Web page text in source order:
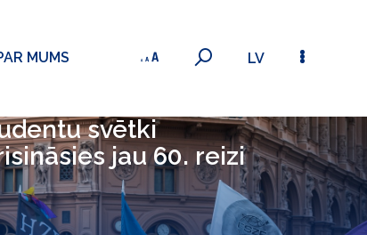
MUMS LV
svētki
jau 60. reizi